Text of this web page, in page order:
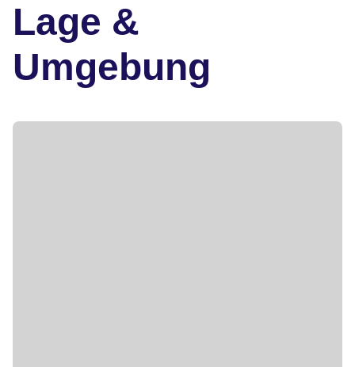
Lage &
Umgebung